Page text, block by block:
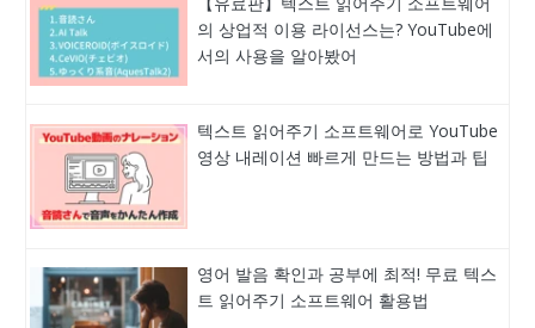
의 상업적 이용 라이선스는? YouTube에
서의 사용을 알아봤어
텍스트 읽어주기 소프트웨어로 YouTube
영상 내레이션 빠르게 만드는 방법과 팁
영어 발음 확인과 공부에 최적! 무료 텍스
트 읽어주기 소프트웨어 활용법